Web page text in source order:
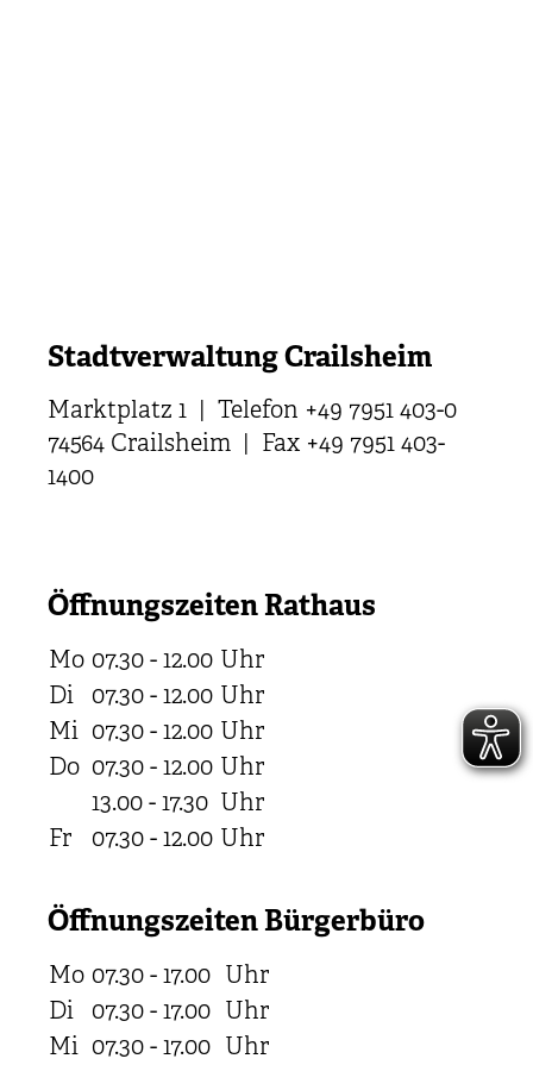
Stadtverwaltung Crailsheim
Marktplatz 1 | Telefon +49 7951 403-0
74564 Crailsheim | Fax +49 7951 403-
1400
Öffnungszeiten Rathaus
Mo 07.30 - 12.00 Uhr
Di
07.30 - 12.00 Uhr
Mi 07.30 - 12.00 Uhr
Do 07.30 - 12.00 Uhr
13.00 - 17.30 Uhr
Fr
07.30 - 12.00 Uhr
Öffnungszeiten Bürgerbüro
Mo 07.30 - 17.00 Uhr
Di
07.30 - 17.00 Uhr
Mi 07.30 - 17.00 Uhr